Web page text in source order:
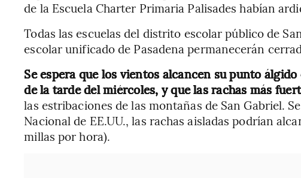
de la Escuela Charter Primaria Palisades habían
Todas las escuelas del distrito escolar público de
escolar unificado de Pasadena permanecerán
Se espera que los vientos alcancen su punto
de la tarde del miércoles, y que las rachas más
las estribaciones de las montañas de San Gabriel.
Nacional de EE.UU., las rachas aisladas podrían
millas por hora).